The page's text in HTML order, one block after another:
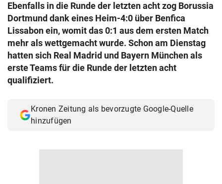
Ebenfalls in die Runde der letzten acht zog Borussia
Dortmund dank eines Heim-4:0 über Benfica
Lissabon ein, womit das 0:1 aus dem ersten Match
mehr als wettgemacht wurde. Schon am Dienstag
hatten sich Real Madrid und Bayern München als
erste Teams für die Runde der letzten acht
qualifiziert.
Kronen Zeitung als bevorzugte Google-Quelle
hinzufügen